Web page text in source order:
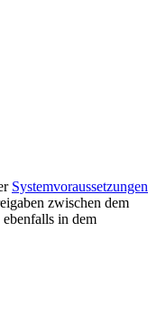
Systemvoraussetzungen
zwischen dem
in dem